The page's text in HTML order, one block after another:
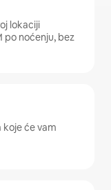
lokaciji
po noćenju, bez
koje će vam